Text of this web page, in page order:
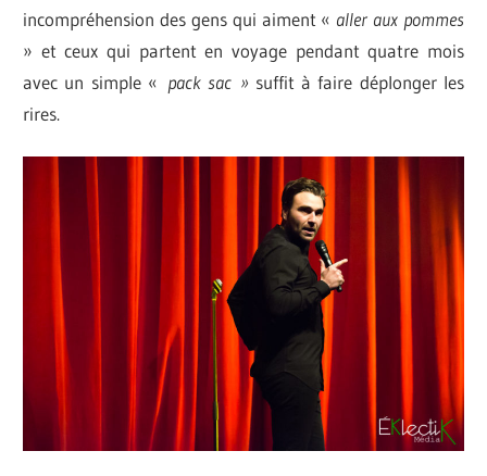
incompréhension des gens qui aiment « aller aux pommes
» et ceux qui partent en voyage pendant quatre mois
avec un simple « pack sac » suffit à faire déplonger les
rires.